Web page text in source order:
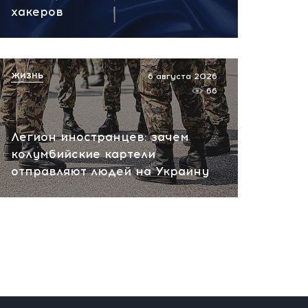
НАТО планирует и
России! Сенсационное
заявление хакеров
сегодня, 10:07
хакеров
Легион иностранцев: зачем
колумбийские картели
отправляют людей на Украину
6 августа 2026
66
ЖИЗНЬ